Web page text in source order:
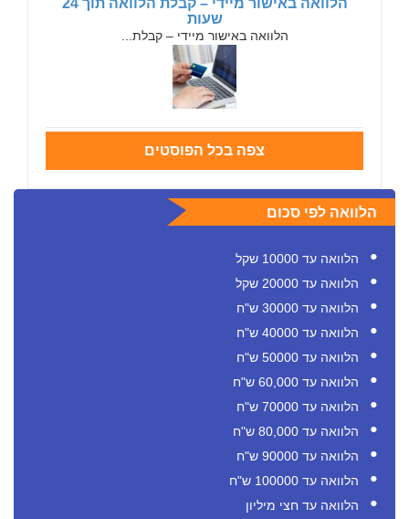
הלוואה באישור מיידי – קבלת הלוואה תוך 24
שעות
הלוואה באישור מיידי – קבלת...
צפה בכל הפוסטים
הלוואה לפי סכום
הלוואה עד 10000 שקל
הלוואה עד 20000 שקל
הלוואה עד 30000 ש"ח
הלוואה עד 40000 ש"ח
הלוואה עד 50000 ש"ח
הלוואה עד 60,000 ש"ח
הלוואה עד 70000 ש"ח
הלוואה עד 80,000 ש"ח
הלוואה עד 90000 ש"ח
הלוואה עד 100000 ש"ח
הלוואה עד חצי מיליון